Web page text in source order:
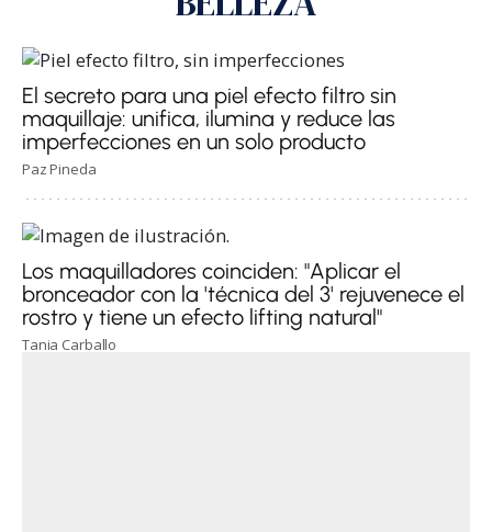
El secreto para una piel efecto filtro sin
maquillaje: unifica, ilumina y reduce las
imperfecciones en un solo producto
Paz Pineda
Los maquilladores coinciden: "Aplicar el
bronceador con la 'técnica del 3' rejuvenece el
rostro y tiene un efecto lifting natural"
Tania Carballo